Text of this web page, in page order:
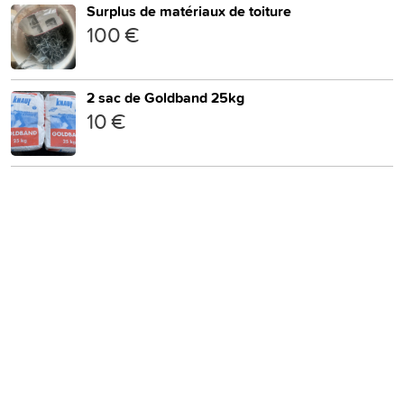
Surplus de matériaux de toiture
100 €
2 sac de Goldband 25kg
10 €